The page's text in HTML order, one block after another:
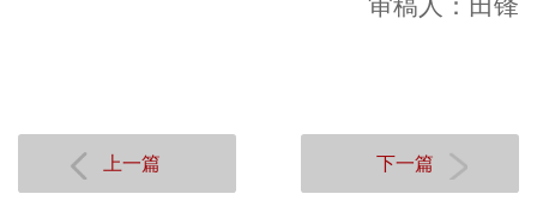
审稿人： 田锋
上一篇 下一篇